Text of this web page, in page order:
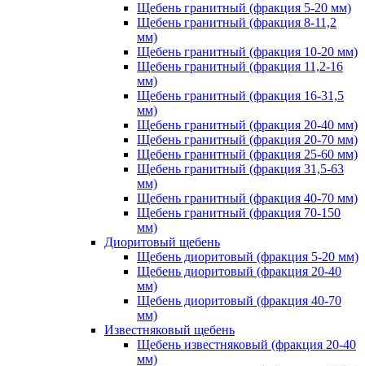
Щебень гранитный (фракция 5-20 мм)
Щебень гранитный (фракция 8-11,2
мм)
Щебень гранитный (фракция 10-20 мм)
Щебень гранитный (фракция 11,2-16
мм)
Щебень гранитный (фракция 16-31,5
мм)
Щебень гранитный (фракция 20-40 мм)
Щебень гранитный (фракция 20-70 мм)
Щебень гранитный (фракция 25-60 мм)
Щебень гранитный (фракция 31,5-63
мм)
Щебень гранитный (фракция 40-70 мм)
Щебень гранитный (фракция 70-150
мм)
Диоритовый щебень
Щебень диоритовый (фракция 5-20 мм)
Щебень диоритовый (фракция 20-40
мм)
Щебень диоритовый (фракция 40-70
мм)
Известняковый щебень
Щебень известняковый (фракция 20-40
мм)